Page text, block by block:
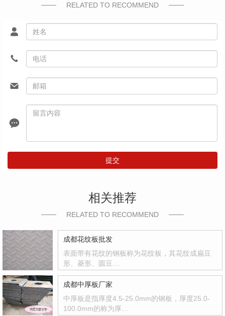
RELATED TO RECOMMEND
提交
相关推荐
RELATED TO RECOMMEND
成都花纹板批发
表面带有花纹的钢板称为花纹板，其花纹成扁豆
形、菱形、圆豆…
成都中厚板厂家
中厚板是指厚度4.5-25.0mm的钢板，厚度25.0-
100.0mm的称为厚…